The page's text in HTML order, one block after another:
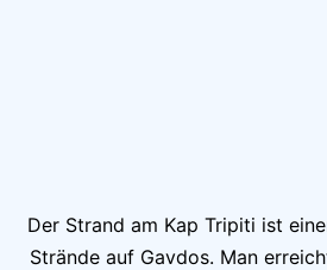
Der Strand am Kap Tripiti ist
Strände auf Gavdos. Man